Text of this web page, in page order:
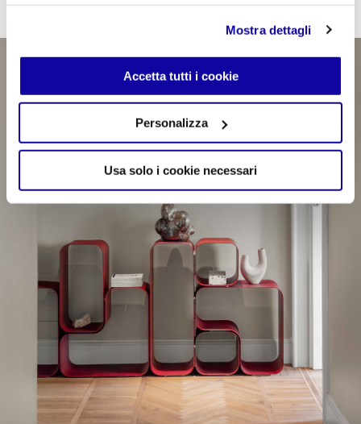
Mostra dettagli
Accetta tutti i cookie
Personalizza
Usa solo i cookie necessari